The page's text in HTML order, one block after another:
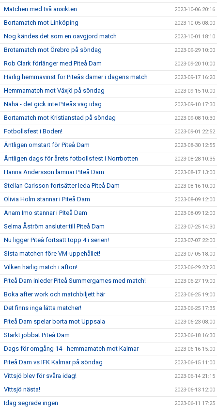
Matchen med två ansikten 2023-10-06 20:16
Bortamatch mot Linköping 2023-10-05 08:00
Nog kändes det som en oavgjord match 2023-10-01 18:10
Brotamatch mot Örebro på söndag 2023-09-29 10:00
Rob Clark förlänger med Piteå Dam 2023-09-20 10:00
Härlig hemmavinst för Piteås damer i dagens match 2023-09-17 16:20
Hemmamatch mot Växjö på söndag 2023-09-15 10:00
Nähä - det gick inte Piteås väg idag 2023-09-10 17:30
Bortamatch mot Kristianstad på söndag 2023-09-08 10:30
Fotbollsfest i Boden! 2023-09-01 22:52
Äntligen omstart för Piteå Dam 2023-08-30 12:55
Äntligen dags för årets fotbollsfest i Norrbotten 2023-08-28 10:35
Hanna Andersson lämnar Piteå Dam 2023-08-17 13:00
Stellan Carlsson fortsätter leda Piteå Dam 2023-08-16 10:00
Olivia Holm stannar i Piteå Dam 2023-08-09 12:00
Anam Imo stannar i Piteå Dam 2023-08-09 12:00
Selma Åström ansluter till Piteå Dam 2023-07-25 14:30
Nu ligger Piteå fortsatt topp 4 i serien! 2023-07-07 22:00
Sista matchen före VM-uppehållet! 2023-07-05 18:00
Vilken härlig match i afton! 2023-06-29 23:20
Piteå Dam inleder Piteå Summergames med match! 2023-06-27 19:00
Boka after work och matchbiljett här 2023-06-25 19:00
Det finns inga lätta matcher! 2023-06-25 17:35
Piteå Dam spelar borta mot Uppsala 2023-06-23 08:00
Starkt jobbat Piteå Dam 2023-06-18 16:30
Dags för omgång 14 - hemmamatch mot Kalmar 2023-06-16 15:00
Piteå Dam vs IFK Kalmar på söndag 2023-06-15 11:00
Vittsjö blev för svåra idag! 2023-06-14 21:15
Vittsjö nästa! 2023-06-13 12:00
Idag segrade ingen 2023-06-11 17:25